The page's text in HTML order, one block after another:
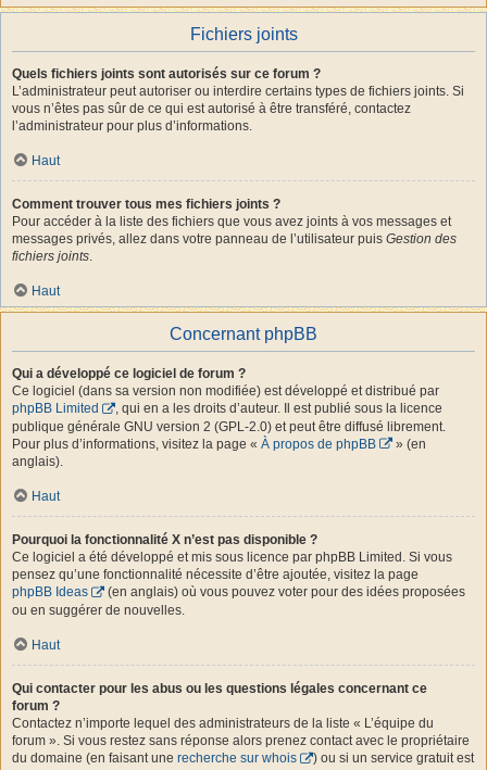
Fichiers joints
Quels fichiers joints sont autorisés sur ce forum ?
L’administrateur peut autoriser ou interdire certains types de fichiers joints. Si
vous n’êtes pas sûr de ce qui est autorisé à être transféré, contactez
l’administrateur pour plus d’informations.
Haut
Comment trouver tous mes fichiers joints ?
Pour accéder à la liste des fichiers que vous avez joints à vos messages et
messages privés, allez dans votre panneau de l’utilisateur puis Gestion des
fichiers joints.
Haut
Concernant phpBB
Qui a développé ce logiciel de forum ?
Ce logiciel (dans sa version non modifiée) est développé et distribué par
phpBB Limited
, qui en a les droits d’auteur. Il est publié sous la licence
publique générale GNU version 2 (GPL-2.0) et peut être diffusé librement.
Pour plus d’informations, visitez la page « À propos de phpBB
» (en
anglais).
Haut
Pourquoi la fonctionnalité X n’est pas disponible ?
Ce logiciel a été développé et mis sous licence par phpBB Limited. Si vous
pensez qu’une fonctionnalité nécessite d’être ajoutée, visitez la page
phpBB Ideas
(en anglais) où vous pouvez voter pour des idées proposées
ou en suggérer de nouvelles.
Haut
Qui contacter pour les abus ou les questions légales concernant ce
forum ?
Contactez n’importe lequel des administrateurs de la liste « L’équipe du
forum ». Si vous restez sans réponse alors prenez contact avec le propriétaire
du domaine (en faisant une recherche sur whois
) ou si un service gratuit est